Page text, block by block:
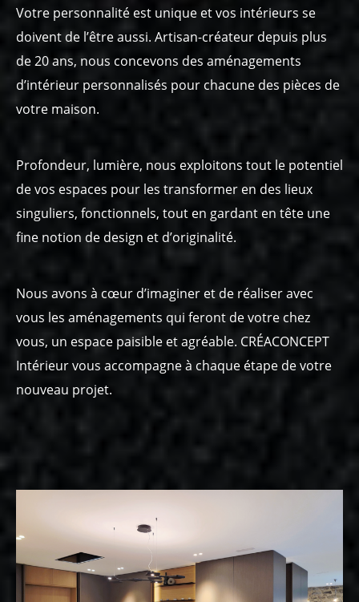
Votre personnalité est unique et vos intérieurs se
doivent de l’être aussi. Artisan-créateur depuis plus
de 20 ans, nous concevons des aménagements
d’intérieur personnalisés pour chacune des pièces de
votre maison.
Profondeur, lumière, nous exploitons tout le potentiel
de vos espaces pour les transformer en des lieux
singuliers, fonctionnels, tout en gardant en tête une
fine notion de design et d’originalité.
Nous avons à cœur d’imaginer et de réaliser avec
vous les aménagements qui feront de votre chez
vous, un espace paisible et agréable. CRÉACONCEPT
Intérieur vous accompagne à chaque étape de votre
nouveau projet.